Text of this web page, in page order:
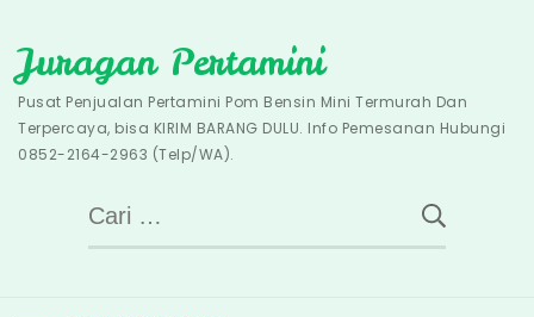
to
content
Juragan Pertamini
Pusat Penjualan Pertamini Pom Bensin Mini Termurah Dan
Terpercaya, bisa KIRIM BARANG DULU. Info Pemesanan Hubungi
0852-2164-2963 (Telp/WA).
Cari
untuk: